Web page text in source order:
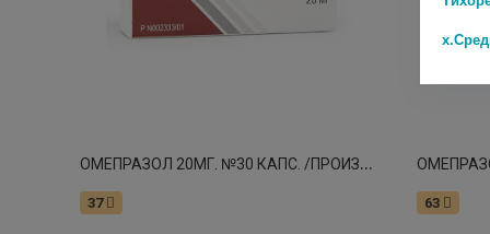
О
МЕПРАЗОЛ 20МГ. №30 КАПС. /ПРОИЗВОДСТВО МЕДИКАМЕНТОВ/ 0478
37 63